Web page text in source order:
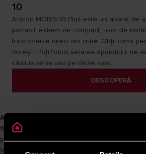
10
Ariston MOBIS 10 Plus este un aparat de
portabil, extrem de compact, ușor de
funcționeze direct din cutie. Obţii clima
dorești. Poți folosi setarea aparatului de
căldura iarna sau pe răcire vara.
DESCOPERĂ
Aparate de aer condiționat portabile
timpul anului
Indiferent de sezon, aparatele
portabile Ariston sunt soluția ideală pentru un
Vara aduc răcoare rapidă, iar iarna oferă